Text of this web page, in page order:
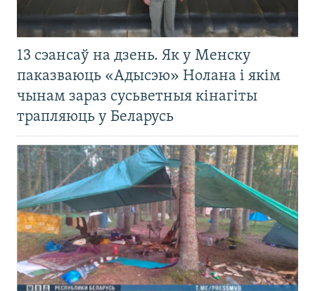
13 сэансаў на дзень. Як у Менску
паказваюць «Адысэю» Нолана і якім
чынам зараз сусьветныя кінагіты
трапляюць у Беларусь